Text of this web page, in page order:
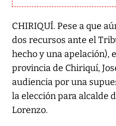
CHIRIQUÍ. Pese a que
dos recursos ante el
hecho y una apelación),
provincia de Chiriquí,
audiencia por una
la elección para alcalde
Lorenzo.